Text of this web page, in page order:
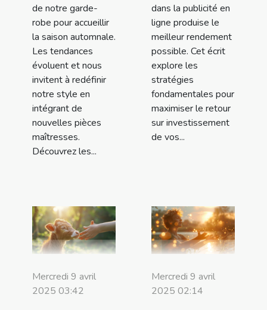
de notre garde-
robe pour accueillir
la saison automnale.
Les tendances
évoluent et nous
invitent à redéfinir
notre style en
intégrant de
nouvelles pièces
maîtresses.
Découvrez les...
dans la publicité en
ligne produise le
meilleur rendement
possible. Cet écrit
explore les
stratégies
fondamentales pour
maximiser le retour
sur investissement
de vos...
Mercredi 9 avril
2025 03:42
Mercredi 9 avril
2025 02:14